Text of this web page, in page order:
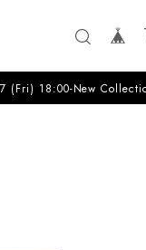
Collection starts